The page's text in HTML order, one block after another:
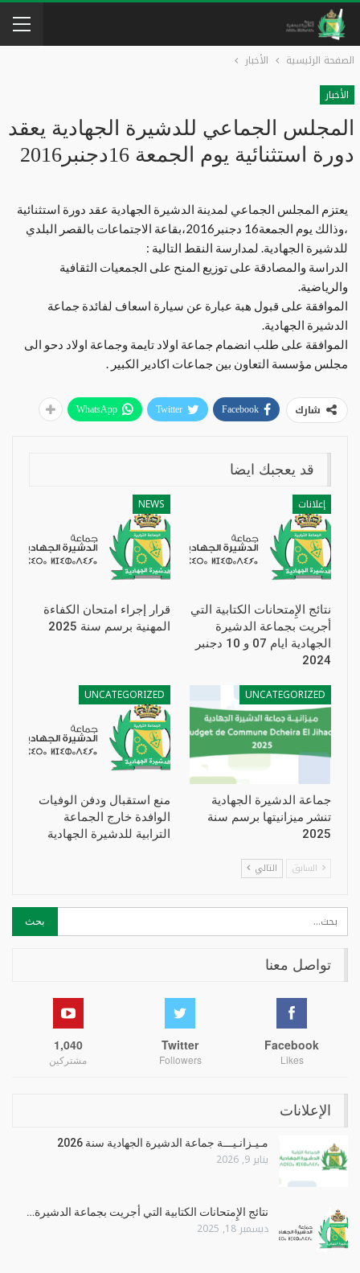
الصفحة الرئيسية
الأخبار
الأخبار
المجلس الجماعي للدشيرة الجهادية يعقد
دورة استثنائية يوم الجمعة 16دجنبر2016
يعتزم المجلس الجماعي لمدينة الدشيرة الجهادية عقد دورة استثنائية
،وذالك يوم الجمعة16 دجنبر2016،بقاعة الاجتماعات بالقصر البلدي
للدشيرة الجهادية. لمدارسة النقط التالية :
الدراسة والمصادقة على توزيع المنح على الجمعيات الثقافية
والرياضية.
الموافقة على قبول هبة عبارة عن سيارة اسعاف لفائدة جماعة
الدشيرة الجهادية.
الموافقة على طلب انضمام جماعة اولاد تايمة وجماعة اولاد دحو الى
مجلس مؤسسة التعاون بين جماعات اكادير الكبير .
شارك Facebook
Twitter
WhatsApp
قد يعجبك ايضا
إعلانات
نتائج الإِمتحانات الكتابية التي
أجريت بجماعة الدشيرة
الجهادية ايام 07 و 10 دجنبر
2024
NEWS
قرار إجراء امتحان الكفاءة
المهنية برسم سنة 2025
UNCATEGORIZED
جماعة الدشيرة الجهادية
تنشر ميزانيتها برسم سنة
2025
UNCATEGORIZED
منع استقبال ودفن الوفيات
الوافدة خارج الجماعة
الترابية للدشيرة الجهادية
السابق التالي
تواصل معنا
Facebook
Likes
Twitter
Followers
1,040
مشتركين
الإعلانات
مـيـزانـيـــة جماعة الدشيرة الجهادية سنة 2026
يناير 9, 2026
نتائج الإِمتحانات الكتابية التي أجريت بجماعة الدشيرة…
ديسمبر 18, 2025